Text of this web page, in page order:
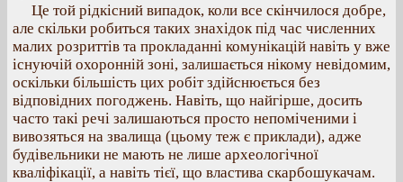
Це той рідкісний випадок, коли все скінчилося добре,
але скільки робиться таких знахідок під час численних
малих розриттів та прокладанні комунікацій навіть у вже
існуючій охоронній зоні, залишається нікому невідомим,
оскільки більшість цих робіт здійснюється без
відповідних погоджень. Навіть, що найгірше, досить
часто такі речі залишаються просто непоміченими і
вивозяться на звалища (цьому теж є приклади), адже
будівельники не мають не лише археологічної
кваліфікації, а навіть тієї, що властива скарбошукачам.